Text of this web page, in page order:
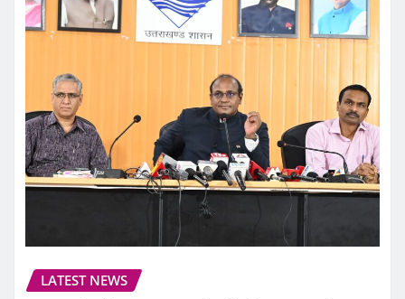
LATEST NEWS